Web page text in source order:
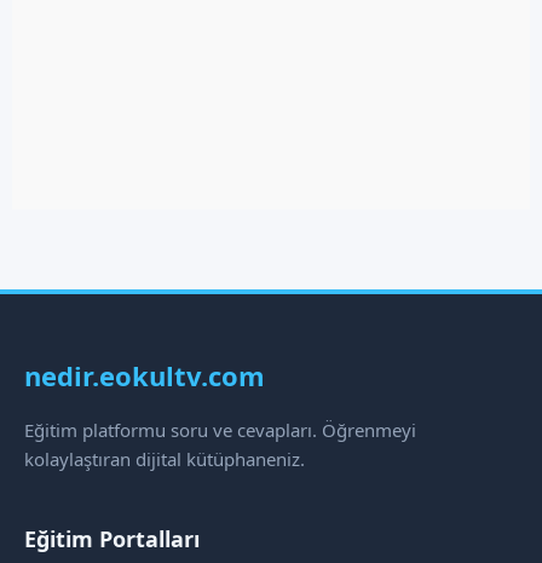
nedir.eokultv.com
Eğitim platformu soru ve cevapları. Öğrenmeyi
kolaylaştıran dijital kütüphaneniz.
Eğitim Portalları